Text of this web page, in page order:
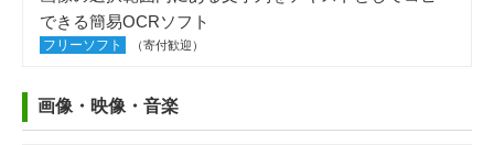
できる簡易OCRソフト
フリーソフト （寄付歓迎）
画像・映像・音楽